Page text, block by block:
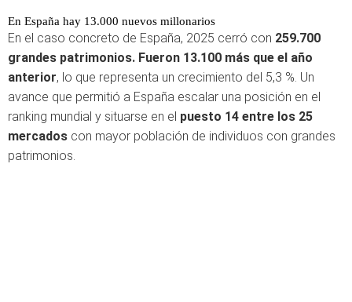
En España hay 13.000 nuevos millonarios
En el caso concreto de España, 2025 cerró con 259.700
grandes patrimonios. Fueron 13.100 más que el año
anterior, lo que representa un crecimiento del 5,3 %. Un
avance que permitió a España escalar una posición en el
ranking mundial y situarse en el puesto 14 entre los 25
mercados con mayor población de individuos con grandes
patrimonios.